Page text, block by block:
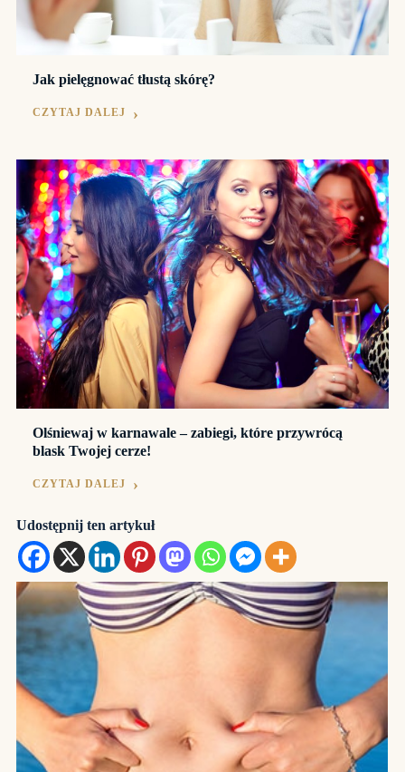
Jak pielęgnować tłustą skórę?
CZYTAJ DALEJ
Olśniewaj w karnawale – zabiegi, które przywrócą
blask Twojej cerze!
CZYTAJ DALEJ
Udostępnij ten artykuł